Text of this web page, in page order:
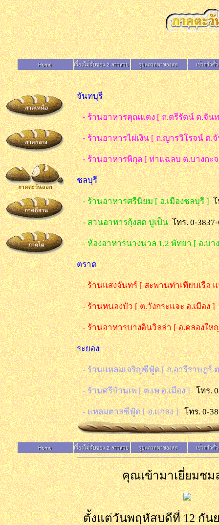
จันทบุรี
- ร้านอาหารคุณแดง [ ถ.ตรีรัตน์ ต.จัน
- ร้านอาหารไผ่เงิน [ ถ.ญารวิโรจน์ ต.
- ร้านอาหารพิกุล [ ท่าแฉลบ ต.บางกะจ
ชลบุรี
- ร้านอาหารศรีนิยม [ อ.เมืองชลบุรี ]โ
- สวนอาหารกุ้งสด ปูเป็นโทร. 0-3837-
- ห้องอาหารนางนวล 1,2 พัทยา [ อ.บา
ตราด
- ร้านแสงจันทร์ [ สะพานท่าเทียบเรือ
- ร้านหนองบัว [ ต.วังกระแจะ อ.เมือง ]
- ร้านอาหารบางอินวิลล่า [ อ.คลองให
ระยอง
- ร้านแหลมเจริญซีฟู้ด [ ถ.อารีราษฎร์
- ร้านศรีบ้านเพ [ ต.เพ อ.เมือง ]โทร.
- แหลมตาลซีฟู้ด [ อ.แกลง ]โทร. 0-
คุณเข้ามาเยี่ยมช
ตั้งแต่วันพฤหัสบดีที่ 12 กัน